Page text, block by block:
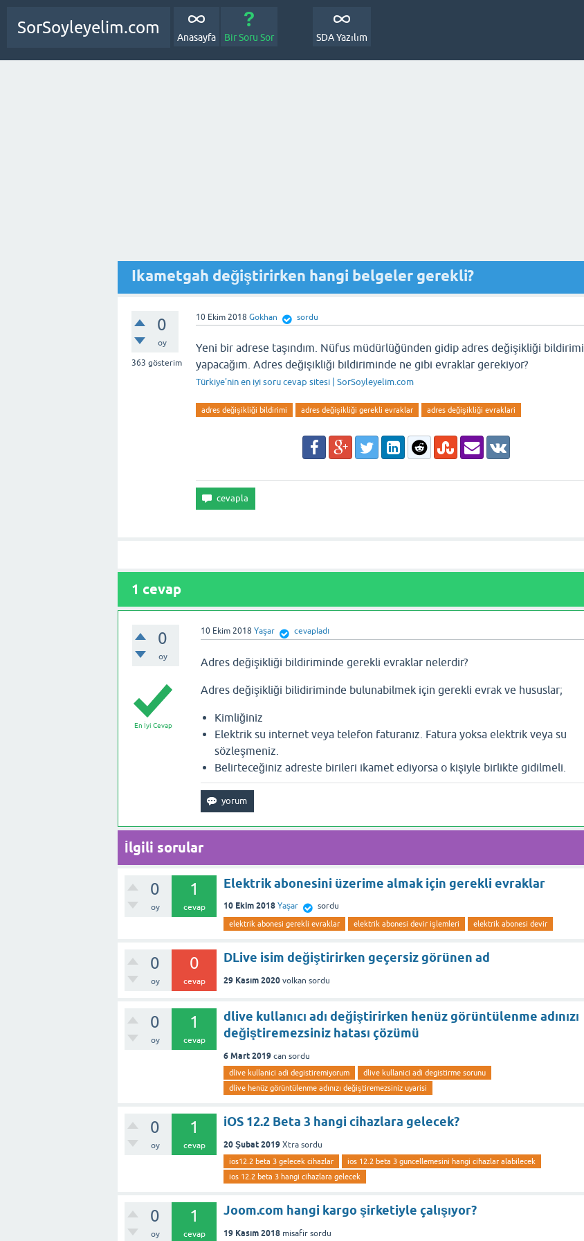
SorSoyleyelim.com
Anasayfa Bir Soru Sor SDA Yazılım
Ikametgah değiştirirken hangi belgeler gerekli?
0
oy
363 gösterim
10 Ekim 2018 Gokhan sordu
Yeni bir adrese taşındım. Nüfus müdürlüğünden gidip adres değişikliği bildirimi
yapacağım. Adres değişikliği bildiriminde ne gibi evraklar gerekiyor?
Türkiye'nin en iyi soru cevap sitesi | SorSoyleyelim.com
adres değişikliği bildirimi adres değişikliği gerekli evraklar adres değişikliği evraklari
1 cevap
0
oy
10 Ekim 2018 Yaşar cevapladı
En İyi Cevap
Adres değişikliği bildiriminde gerekli evraklar nelerdir?
Adres değişikliği bilidiriminde bulunabilmek için gerekli evrak ve hususlar;
Kimliğiniz
Elektrik su internet veya telefon faturanız. Fatura yoksa elektrik veya su
sözleşmeniz.
Belirteceğiniz adreste birileri ikamet ediyorsa o kişiyle birlikte gidilmeli.
İlgili sorular
0
oy
1
cevap
Elektrik abonesini üzerime almak için gerekli evraklar
10 Ekim 2018 Yaşar sordu
elektrik abonesi gerekli evraklar elektrik abonesi devir işlemleri elektrik abonesi devir
0
oy
0
cevap
DLive isim değiştirirken geçersiz görünen ad
29 Kasım 2020 volkan sordu
0
oy
1
cevap
dlive kullanıcı adı değiştirirken henüz görüntülenme adınızı
değiştiremezsiniz hatası çözümü
6 Mart 2019 can sordu
dlive kullanici adi degistiremiyorum
dlive kullanici adi degistirme sorunu
dlive henüz görüntülenme adınızı değiştiremezsiniz uyarisi
0
oy
1
cevap
iOS 12.2 Beta 3 hangi cihazlara gelecek?
20 Şubat 2019 Xtra sordu
ios12.2 beta 3 gelecek cihazlar
ios 12.2 beta 3 guncellemesini hangi cihazlar alabilecek
ios 12.2 beta 3 hangi cihazlara gelecek
0
oy
1
cevap
Joom.com hangi kargo şirketiyle çalışıyor?
19 Kasım 2018 misafir sordu